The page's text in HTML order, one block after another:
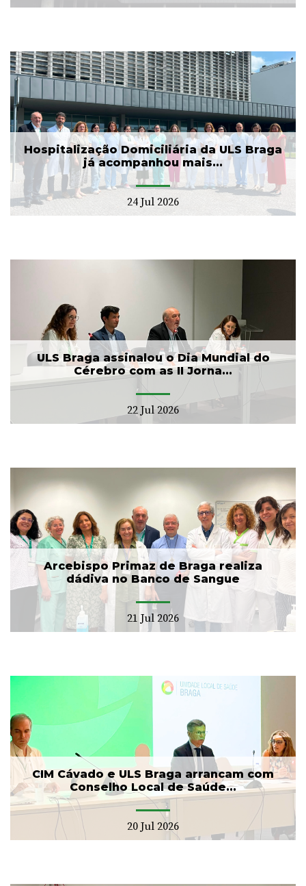
Hospitalização Domiciliária da ULS Braga
já acompanhou mais...
24 Jul 2026
ULS Braga assinalou o Dia Mundial do
Cérebro com as II Jorna...
22 Jul 2026
Arcebispo Primaz de Braga realiza
dádiva no Banco de Sangue
21 Jul 2026
CIM Cávado e ULS Braga arrancam com
Conselho Local de Saúde...
20 Jul 2026